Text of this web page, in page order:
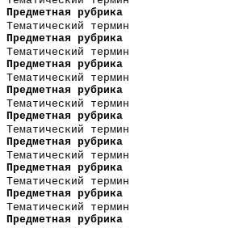
Предметная рубрика
Тематический термин
Предметная рубрика
Тематический термин
Предметная рубрика
Тематический термин
Предметная рубрика
Тематический термин
Предметная рубрика
Тематический термин
Предметная рубрика
Тематический термин
Предметная рубрика
Тематический термин
Предметная рубрика
Тематический термин
Предметная рубрика